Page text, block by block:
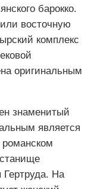
барокко.
восточную
комплекс
оригинальным
знаменитый
является
Гертруда. На